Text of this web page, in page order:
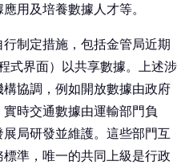
用及培養數據人才等。
制定措施，包括金管局近期
式界面）以共享數據。上述涉
協調，例如開放數據由政府
時交通數據由運輸部門負
局研發並維護。這些部門互
準，唯一的共同上級是行政